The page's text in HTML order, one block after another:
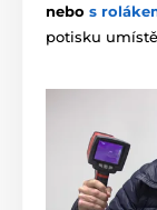
nebo s
potisku